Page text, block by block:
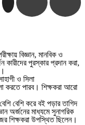
বিজ্ঞান, মানবিক ও
কারীদের পুরস্কার প্রদান করা,
ও সিলা
করতে পারব। শিক্ষকরা আরো
বেশি করে বই পড়ার তাগিদ
অর্জনের মাধ্যমে সুনাগরিক
শিক্ষকরা উপস্থিত ছিলেন।